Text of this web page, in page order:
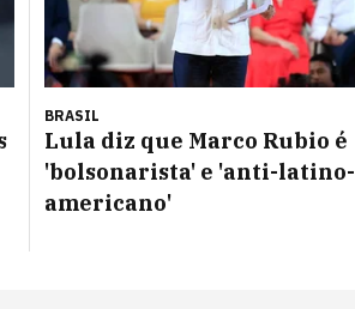
BRASIL
Lula diz que Marco Rubio é
'bolsonarista' e 'anti-latino-
americano'